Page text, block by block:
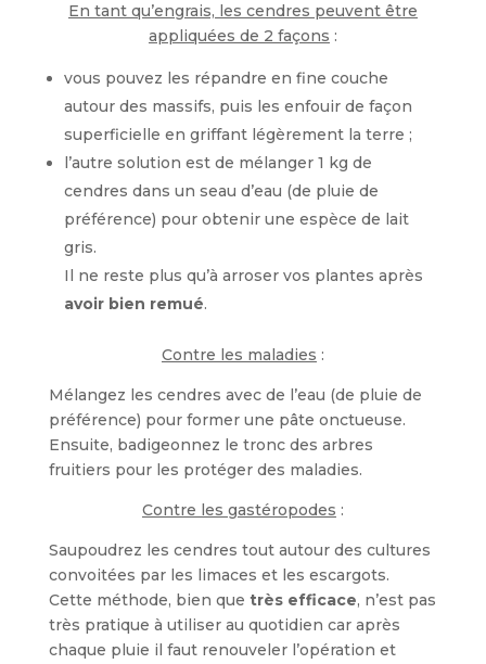
En tant qu’engrais, les cendres peuvent être
appliquées de 2 façons :
vous pouvez les répandre en fine couche
autour des massifs, puis les enfouir de façon
superficielle en griffant légèrement la terre ;
l’autre solution est de mélanger 1 kg de
cendres dans un seau d’eau (de pluie de
préférence) pour obtenir une espèce de lait
gris.
Il ne reste plus qu’à arroser vos plantes après
avoir bien remué.
Contre les maladies :
Mélangez les cendres avec de l’eau (de pluie de
préférence) pour former une pâte onctueuse.
Ensuite, badigeonnez le tronc des arbres
fruitiers pour les protéger des maladies.
Contre les gastéropodes :
Saupoudrez les cendres tout autour des cultures
convoitées par les limaces et les escargots.
Cette méthode, bien que très efficace, n’est pas
très pratique à utiliser au quotidien car après
chaque pluie il faut renouveler l’opération et